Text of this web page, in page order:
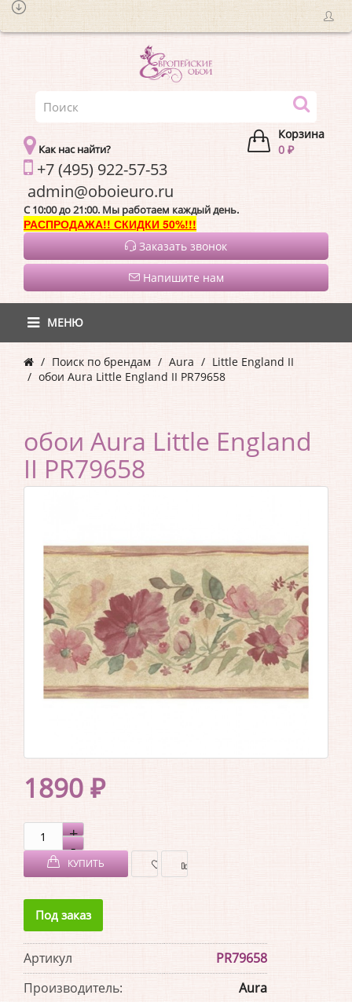
Корзина
0 ₽
Как нас найти?
+7 (495) 922-57-53
C 10:00 до 21:00. Мы работаем каждый день.
РАСПРОДАЖА!! СКИДКИ 50%!!!
Заказать звонок
Напишите нам
МЕНЮ
Поиск по брендам Aura
Little England II
обои Aura Little England II PR79658
обои Aura Little England
II PR79658
1890 ₽
КУПИТЬ
Под заказ
Артикул
PR79658
Производитель:
Aura